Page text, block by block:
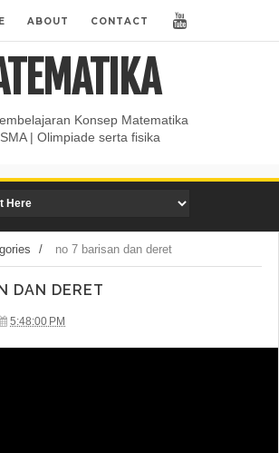
ABOUT CONTACT
Konsep Matematika
| Olimpiade serta fisika
/ no 7 barisan dan deret
DAN DERET
5:48:00 PM